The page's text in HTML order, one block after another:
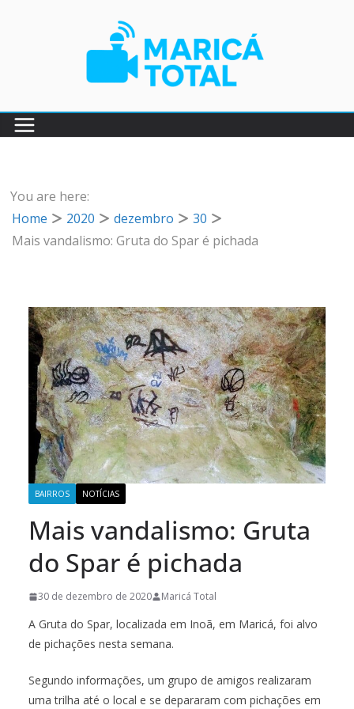
You are here:
Home
2020 dezembro
30
Mais vandalismo: Gruta do Spar é pichada
BAIRROS NOTÍCIAS
Mais vandalismo: Gruta
do Spar é pichada
30 de dezembro de 2020 Maricá Total
A Gruta do Spar, localizada em Inoã, em Maricá, foi alvo
de pichações nesta semana.
Segundo informações, um grupo de amigos realizaram
uma trilha até o local e se depararam com pichações em